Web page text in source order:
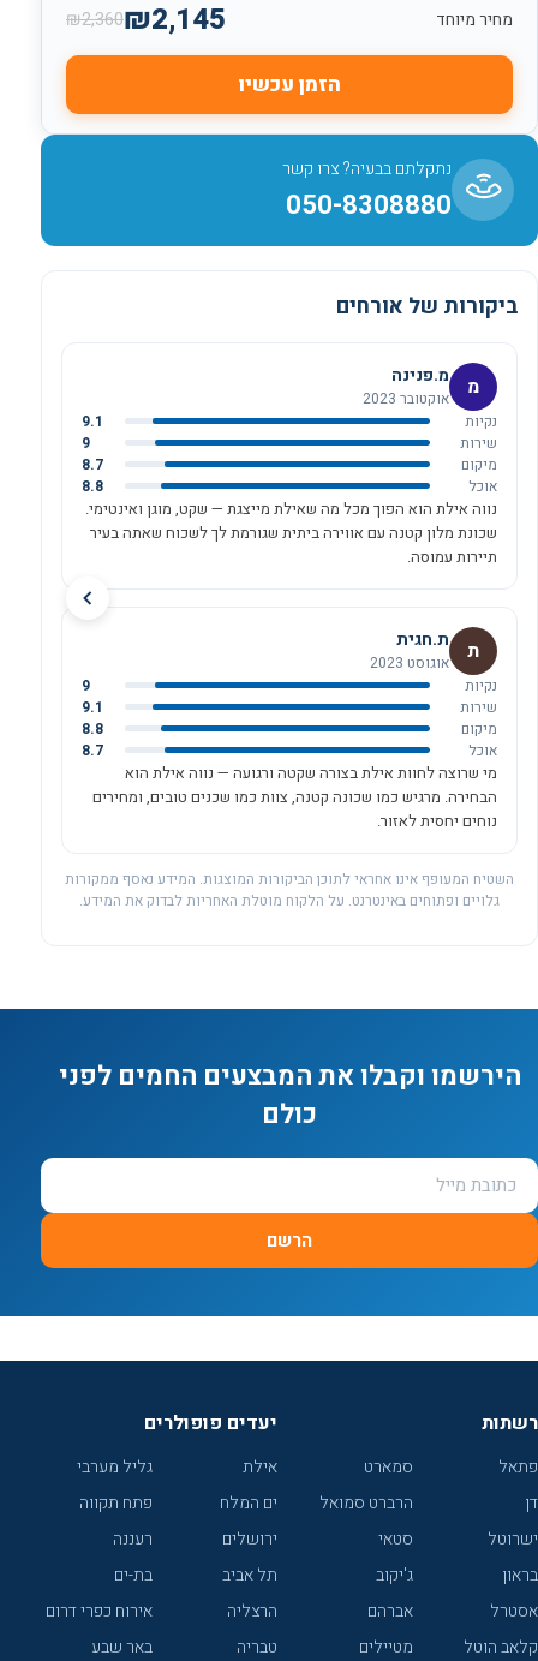
ביקורות של אורחים
מ מ.פנינה
אוקטובר 2023
נקיות
9.1
שירות
9
מיקום
8.7
אוכל
8.8
נווה אילת הוא הפוך מכל מה שאילת מייצגת — שקט, מוגן ואינטימי.
שכונת מלון קטנה עם אווירה ביתית שגורמת לך לשכוח שאתה בעיר
תיירות עמוסה.
ת ת.חגית
אוגוסט 2023
נקיות
9
שירות
9.1
מיקום
8.8
אוכל
8.7
מי שרוצה לחוות אילת בצורה שקטה ורגועה — נווה אילת הוא
הבחירה. מרגיש כמו שכונה קטנה, צוות כמו שכנים טובים, ומחירים
נוחים יחסית לאזור.
השטיח המעופף אינו אחראי לתוכן הביקורות המוצגות. המידע נאסף ממקורות
גלויים ופתוחים באינטרנט. על הלקוח מוטלת האחריות לבדוק את המידע.
מחיר מיוחד ₪2,145
₪2,360
הזמן עכשיו
נתקלתם בבעיה? צרו קשר
050-8308880
הירשמו וקבלו את המבצעים החמים לפני
כולם
הרשם
רשתות
פתאל
דן
ישרוטל
בראון
אסטרל
קלאב הוטל
סמארט
הרברט סמואל
סטאי
ג'יקוב
אברהם
מטיילים
יעדים פופולרים
אילת
ים המלח
ירושלים
תל אביב
הרצליה
טבריה
גליל מערבי
פתח תקווה
רעננה
בת-ים
אירוח כפרי דרום
באר שבע